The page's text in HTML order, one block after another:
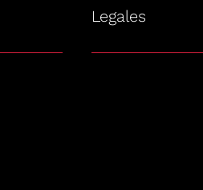
Legales